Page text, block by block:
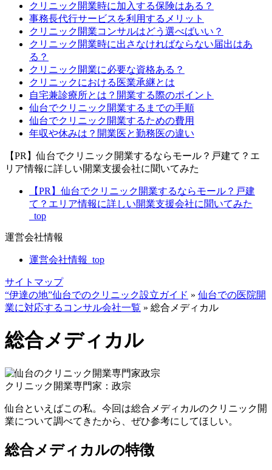
クリニック開業時に加入する保険はある？
事務長代行サービスを利用するメリット
クリニック開業コンサルはどう選べばいい？
クリニック開業時に出さなければならない届出はあ
る？
クリニック開業に必要な資格ある？
クリニックにおける医業承継とは
自宅兼診療所とは？開業する際のポイント
仙台でクリニック開業するまでの手順
仙台でクリニック開業するための費用
年収や休みは？開業医と勤務医の違い
【PR】仙台でクリニック開業するならモール？戸建て？エ
リア情報に詳しい開業支援会社に聞いてみた
【PR】仙台でクリニック開業するならモール？戸建
て？エリア情報に詳しい開業支援会社に聞いてみた
_top
運営会社情報
運営会社情報_top
サイトマップ
“伊達の地”仙台でのクリニック設立ガイド » 仙台での医院開
業に対応するコンサル会社一覧 » 総合メディカル
総合メディカル
クリニック開業専門家：政宗
仙台といえばこの私。今回は総合メディカルのクリニック開
業について調べてきたから、ぜひ参考にしてほしい。
総合メディカルの特徴